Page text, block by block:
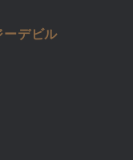
ーデビル